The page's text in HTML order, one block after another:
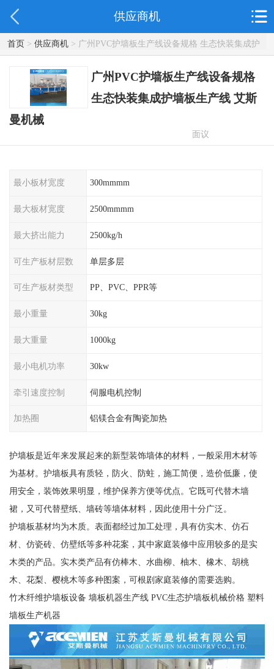
供应商机
首页> 供应商机> 广州PVC护墙板生产线设备规格 生态快装集成护
墙板生产线 艾斯曼机械
广州PVC护墙板生产线设备规格
生态快装集成护墙板生产线 艾斯
曼机械
面议
最小板材宽度 300mmmm
最大板材宽度 2500mmmm
最大挤出能力 2500kg/h
可生产板材层数 单层多层
可生产板材类型 PP、PVC、PPR等
最小重量 30kg
最大重量 1000kg
最小电机功率 30kw
牵引速度控制 伺服电机控制
加热圈 铝镁合金有陶瓷加热
护墙板是近年来发展起来的新型装饰墙体的材料，一般采用木材等
为基材。护墙板具有质轻，防火、防蛀，施工简便，造价低廉，使
用安全，装饰效果明显，维护保养方便等优点。它既可代替木墙
裙，又可代替壁纸、墙砖等墙体材料，因此使用十分广泛。
护墙板基材均为木质。表面都经过加工处理，具有仿实木、仿石
材、仿瓷砖、仿壁纸等多种花案，其中家庭装修中应用较多的是实
木类的产品。实木类产品有仿棒木、水曲柳、柚木、橡木、胡桃
木、花梨、樱桃木等多种图案，可根剧家庭装修的需要选购。
竹木纤维护墙板设备 墙板机器生产线 PVC生态护墙板机械价格 塑料
墙板生产机器